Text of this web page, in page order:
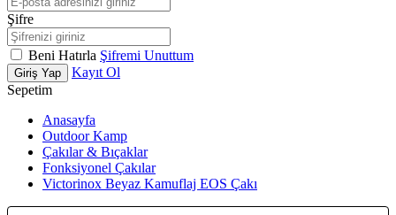
Şifre
Beni Hatırla Şifremi Unuttum
Giriş Yap
Kayıt Ol
Sepetim
Anasayfa
Outdoor Kamp
Çakılar & Bıçaklar
Fonksiyonel Çakılar
Victorinox Beyaz Kamuflaj EOS Çakı